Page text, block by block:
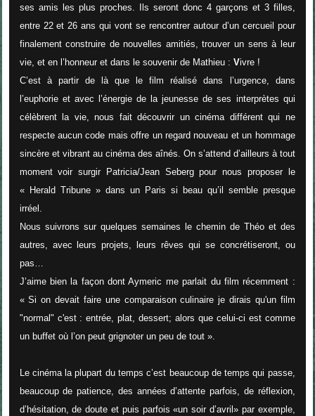
ses amis les plus proches. Ils seront donc 4 garçons et 3 filles,
entre 22 et 26 ans qui vont se rencontrer autour d’un cercueil pour
finalement construire de nouvelles amitiés, trouver un sens à leur
vie, et en l’honneur et dans le souvenir de Mathieu : Vivre !
C’est à partir de là que le film réalisé dans l’urgence, dans
l’euphorie et avec l’énergie de la jeunesse de ses interprètes qui
célèbrent la vie, nous fait découvrir un cinéma différent qui ne
respecte aucun code mais offre un regard nouveau et un hommage
sincère et vibrant au cinéma des aînés. On s’attend d’ailleurs à tout
moment voir surgir Patricia/Jean Seberg pour nous proposer le
« Herald Tribune»dans un Paris si beau qu’il semble presque
irréel.
Nous suivrons sur quelques semaines le chemin de Théo et des
autres, avec leurs projets, leurs rêves qui se concrétiseront, ou
pas…
J’aime bien la façon dont Aymeric me parlait du film récemment :
«Si on devait faire une comparaison culinaire je dirais qu'un film
"normal" c'est : entrée, plat, dessert; alors que celui-ci est comme
un buffet où l’on peut grignoter un peu de tout ».
Le cinéma la plupart du temps c’est beaucoup de temps qui passe,
beaucoup de patience, des années d’attente parfois, de réflexion,
d’hésitation, de doute et puis parfois «un soir d’avril» par exemple,